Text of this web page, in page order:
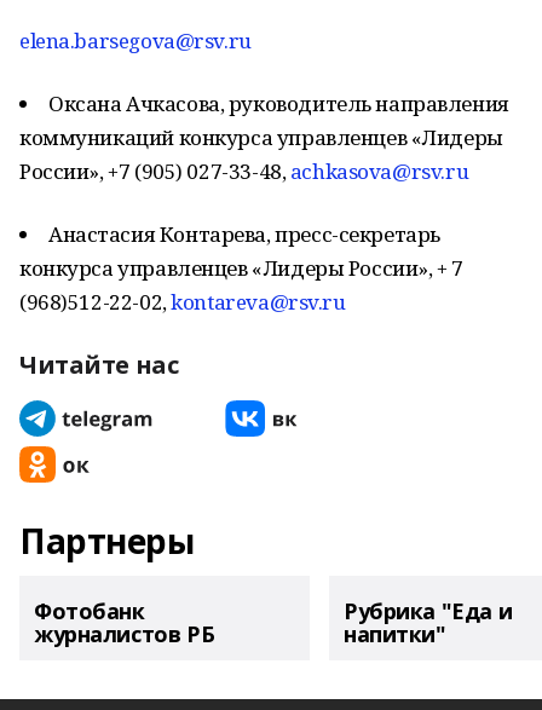
elena.barsegova@rsv.ru
Оксана Ачкасова, руководитель направления
коммуникаций конкурса управленцев «Лидеры
России», +7 (905) 027-33-48,achkasova@rsv.ru
Анастасия Контарева, пресс-секретарь
конкурса управленцев «Лидеры России», + 7
(968)512-22-02,kontareva@rsv.ru
Читайте нас
Партнеры
Фотобанк
журналистов РБ
Рубрика "Еда и
напитки"